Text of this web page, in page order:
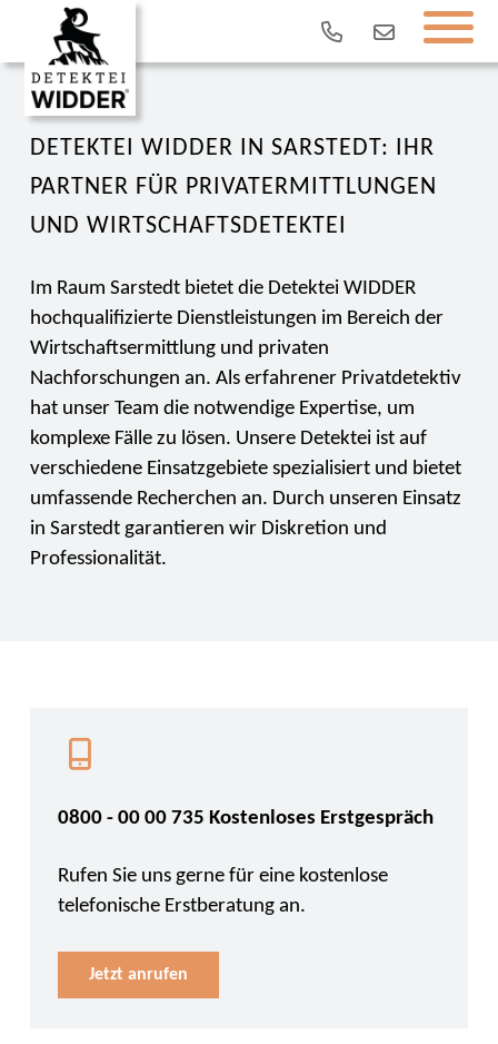
DETEKTEI WIDDER IN SARSTEDT: IHR
PARTNER FÜR PRIVATERMITTLUNGEN
UND WIRTSCHAFTSDETEKTEI
Im Raum Sarstedt bietet die Detektei WIDDER
hochqualifizierte Dienstleistungen im Bereich der
Wirtschaftsermittlung und privaten
Nachforschungen an. Als erfahrener Privatdetektiv
hat unser Team die notwendige Expertise, um
komplexe Fälle zu lösen. Unsere Detektei ist auf
verschiedene Einsatzgebiete spezialisiert und bietet
umfassende Recherchen an. Durch unseren Einsatz
in Sarstedt garantieren wir Diskretion und
Professionalität.
0800 - 00 00 735 Kostenloses Erstgespräch
Rufen Sie uns gerne für eine kostenlose
telefonische Erstberatung an.
Jetzt anrufen